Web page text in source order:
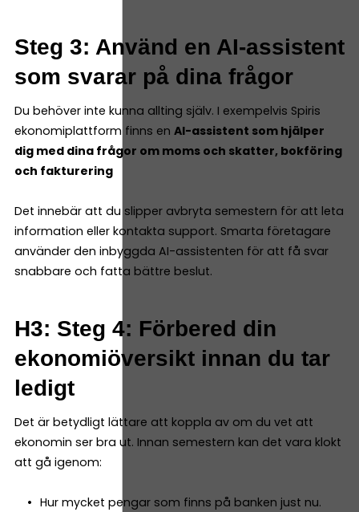
Steg 3: Använd en AI-assistent
som svarar på dina frågor
Du behöver inte kunna allting själv. I exempelvis Spiris
ekonomiplattform finns en AI-assistent som hjälper
dig med dina frågor om moms och skatter, bokföring
och fakturering
Det innebär att du slipper avbryta semestern för att leta
information eller kontakta support. Smarta företagare
använder den inbyggda AI-assistenten för att få svar
snabbare och fatta bättre beslut.
H3: Steg 4: Förbered din
ekonomiöversikt innan du tar
ledigt
Det är betydligt lättare att koppla av om du vet att
ekonomin ser bra ut. Innan semestern kan det vara klokt
att gå igenom:
Hur mycket pengar som finns på banken just nu.